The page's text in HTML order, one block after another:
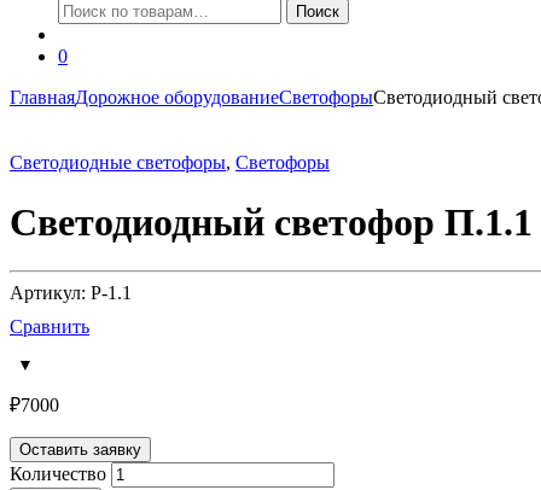
Искать:
Поиск
0
ГлавнаяДорожное оборудованиеСветофорыСветодиодный
Светодиодные светофоры, Светофоры
Светодиодный светофор
Артикул: P-1.1
Сравнить
₽7000
Оставить заявку
Количество